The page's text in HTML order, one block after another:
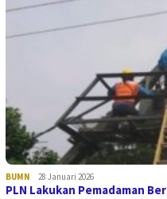
BUMN 28 Januari 2026
PLN Lakukan Pemadaman